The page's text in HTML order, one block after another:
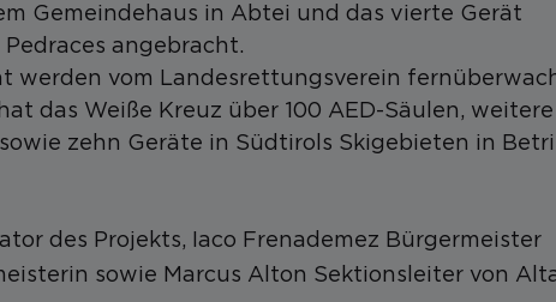
Gemeindehaus in Abtei und das vierte Gerät
angebracht.
werden vom Landesrettungsverein
das Weiße Kreuz über 100 AED-Säulen, weitere
zehn Geräte in Südtirols Skigebieten in
des Projekts, Iaco Frenademez Bürgermeister
sowie Marcus Alton Sektionsleiter von